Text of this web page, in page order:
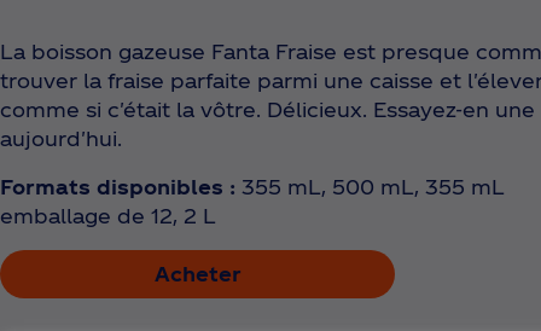
La boisson gazeuse Fanta Fraise est presque
trouver la fraise parfaite parmi une caisse et
comme si c'était la vôtre. Délicieux. Essayez-en une
aujourd'hui.
Formats disponibles : 355 mL, 500 mL, 355 mL
emballage de 12, 2 L
Acheter